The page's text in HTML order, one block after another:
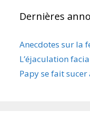
Dernières
Anecdotes sur la
L’éjaculation
Papy se fait sucer